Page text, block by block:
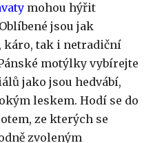
mohou hýřit
jsou jak
tak i netradiční
motýlky vybírejte
jako jsou hedvábí,
leskem. Hodí se do
ze kterých se
zvoleným